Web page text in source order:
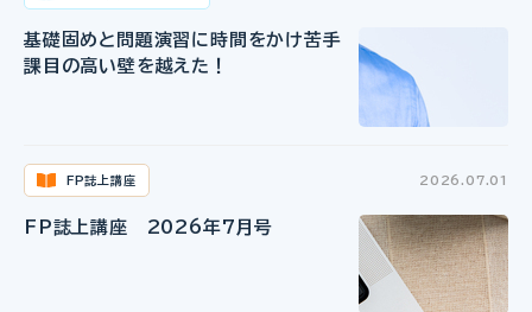
基礎固めと問題演習に時間をかけ苦手
課目の高い壁を越えた！
FP誌上講座 2026.07.01
FP誌上講座 2026年7月号